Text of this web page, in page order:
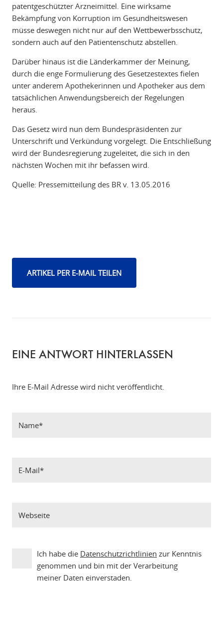
patentgeschützter Arzneimittel. Eine wirksame
Bekämpfung von Korruption im Gesundheitswesen
müsse deswegen nicht nur auf den Wettbewerbsschutz,
sondern auch auf den Patientenschutz abstellen.
Darüber hinaus ist die Länderkammer der Meinung,
durch die enge Formulierung des Gesetzestextes fielen
unter anderem Apothekerinnen und Apotheker aus dem
tatsächlichen Anwendungsbereich der Regelungen
heraus.
Das Gesetz wird nun dem Bundespräsidenten zur
Unterschrift und Verkündung vorgelegt. Die Entschließung
wird der Bundesregierung zugeleitet, die sich in den
nächsten Wochen mit ihr befassen wird.
Quelle: Pressemitteilung des BR v. 13.05.2016
ARTIKEL PER E-MAIL TEILEN
EINE ANTWORT HINTERLASSEN
Ihre E-Mail Adresse wird nicht veröffentlicht.
Ich habe die Datenschutzrichtlinien zur Kenntnis
genommen und bin mit der Verarbeitung
meiner Daten einverstaden.